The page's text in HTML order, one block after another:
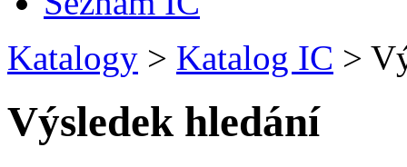
Katalogy > Katalog IC >
Výsledek hledání